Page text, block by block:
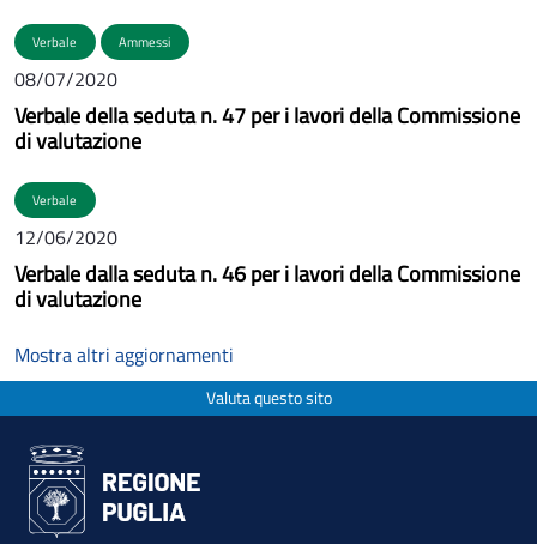
Verbale Ammessi
08/07/2020
Verbale della seduta n. 47 per i lavori della Commissione
di valutazione
Verbale
12/06/2020
Verbale dalla seduta n. 46 per i lavori della Commissione
di valutazione
Mostra altri aggiornamenti
Valuta questo sito